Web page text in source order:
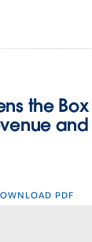
the
and
PDF